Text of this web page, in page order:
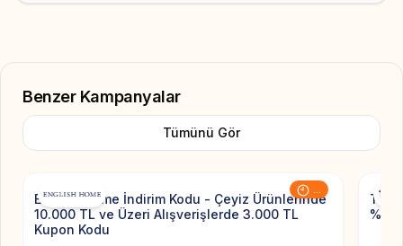
Benzer Kampanyalar
Tümünü Gör
...
Add to
English Home İndirim Kodu - Çeyiz Ürünlerinde
10.000 TL ve Üzeri Alışverişlerde 3.000 TL
Kupon Kodu
%40